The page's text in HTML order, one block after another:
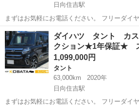
日向住吉駅
まずはお気軽にお電話ください。 フリーダイヤル 0066-9706-6173 ★
ラインID:@443feups★ https://lin.ee/JPpMU2h ■当社グループ在庫情
報■ htt...
宮崎 宮崎市 日向住吉駅 その他
ダイハツ タント カス
クション★1年保証★
1,099,000円
タント
63,000km
2020年
日向住吉駅
まずはお気軽にお電話ください。 フリーダイヤル 0066-9706-6173 ★